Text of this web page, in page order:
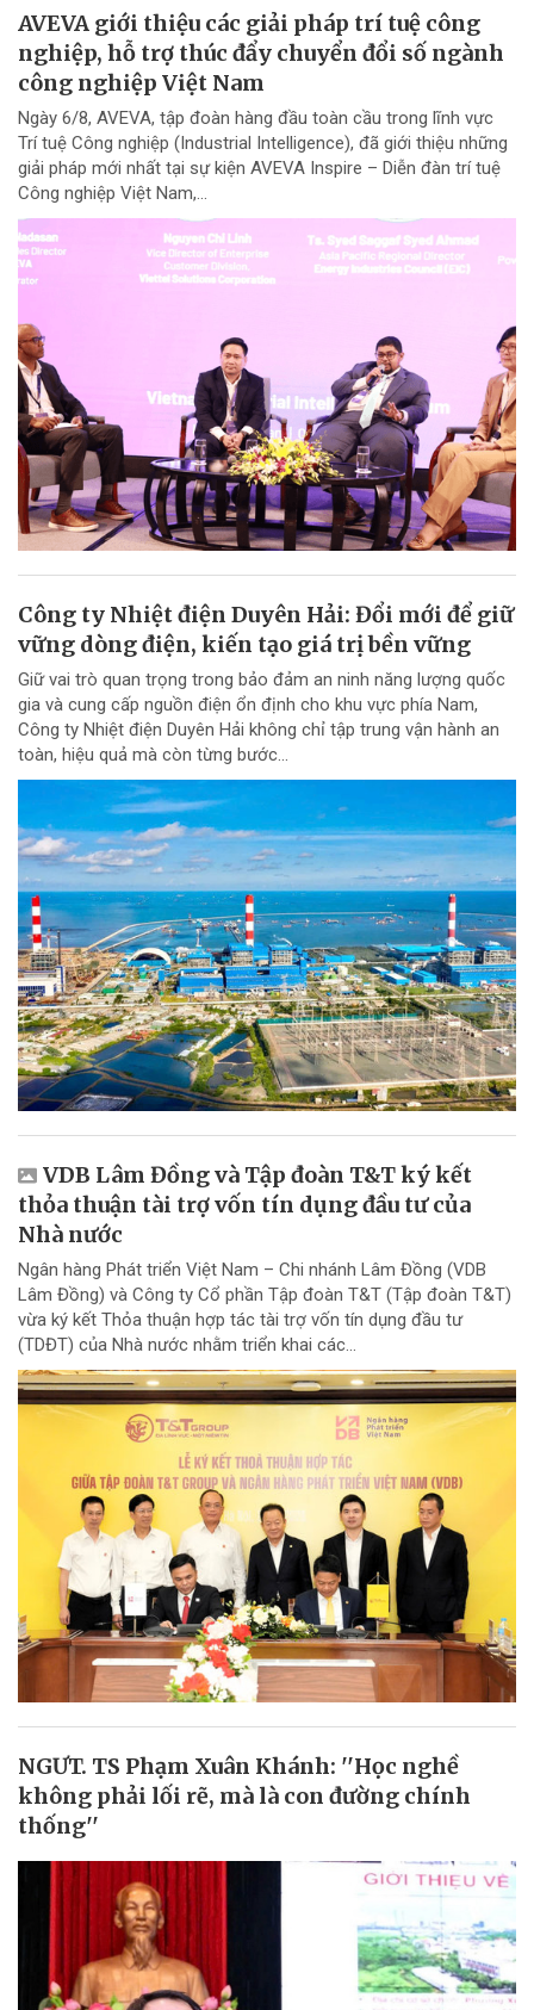
AVEVA giới thiệu các giải pháp trí tuệ công
nghiệp, hỗ trợ thúc đẩy chuyển đổi số ngành
công nghiệp Việt Nam
Ngày 6/8, AVEVA, tập đoàn hàng đầu toàn cầu trong lĩnh vực
Trí tuệ Công nghiệp (Industrial Intelligence), đã giới thiệu những
giải pháp mới nhất tại sự kiện AVEVA Inspire – Diễn đàn trí tuệ
Công nghiệp Việt Nam,...
Công ty Nhiệt điện Duyên Hải: Đổi mới để giữ
vững dòng điện, kiến tạo giá trị bền vững
Giữ vai trò quan trọng trong bảo đảm an ninh năng lượng quốc
gia và cung cấp nguồn điện ổn định cho khu vực phía Nam,
Công ty Nhiệt điện Duyên Hải không chỉ tập trung vận hành an
toàn, hiệu quả mà còn từng bước...
VDB Lâm Đồng và Tập đoàn T&T ký kết
thỏa thuận tài trợ vốn tín dụng đầu tư của
Nhà nước
Ngân hàng Phát triển Việt Nam – Chi nhánh Lâm Đồng (VDB
Lâm Đồng) và Công ty Cổ phần Tập đoàn T&T (Tập đoàn T&T)
vừa ký kết Thỏa thuận hợp tác tài trợ vốn tín dụng đầu tư
(TDĐT) của Nhà nước nhằm triển khai các...
NGƯT. TS Phạm Xuân Khánh: ''Học nghề
không phải lối rẽ, mà là con đường chính
thống''